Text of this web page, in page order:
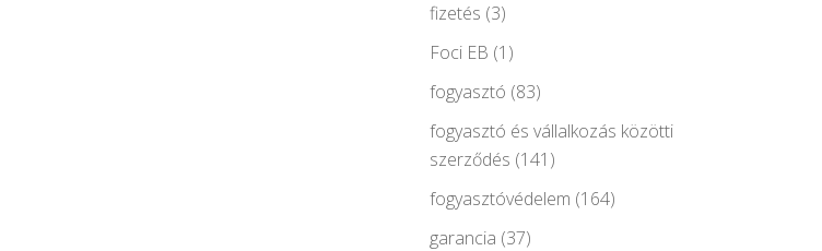
fizetés (3)
Foci EB (1)
fogyasztó (83)
fogyasztó és vállalkozás közötti
szerződés (141)
fogyasztóvédelem (164)
garancia (37)